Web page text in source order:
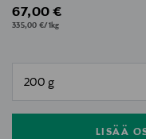
Original Price
67,00 €
335,00 €/1kg
LISÄÄ
null